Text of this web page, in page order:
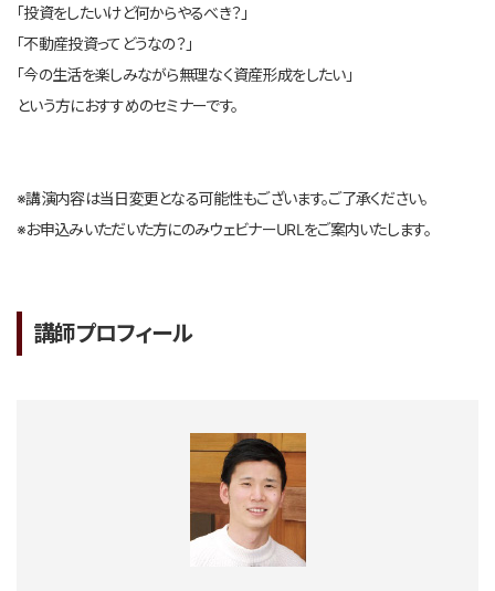
「投資をしたいけど何からやるべき？」
「不動産投資ってどうなの？」
「今の生活を楽しみながら無理なく資産形成をしたい」
という方におすすめのセミナーです。
※講演内容は当日変更となる可能性もございます。ご了承ください。
※お申込みいただいた方にのみウェビナーURLをご案内いたします。
講師プロフィール